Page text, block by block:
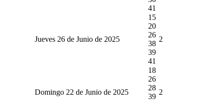
41
Jueves 26 de Junio de 2025
15
20
26
38
39
41
2
Domingo 22 de Junio de 2025
18
26
28
39
2